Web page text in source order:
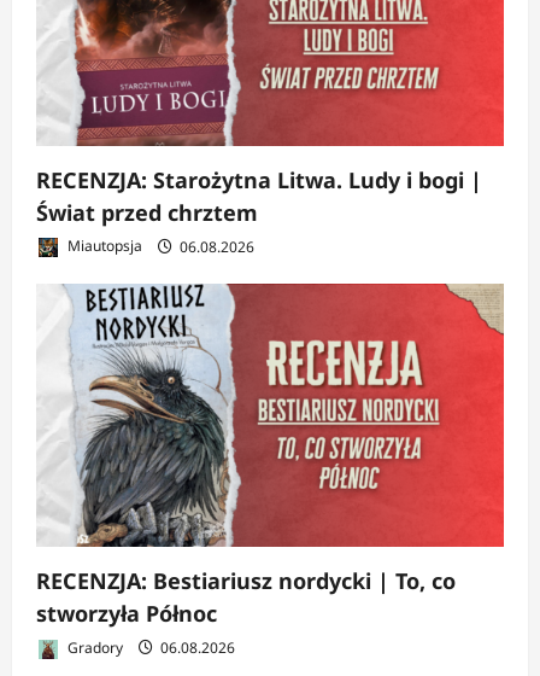
RECENZJA: Starożytna Litwa. Ludy i bogi |
Świat przed chrztem
Miautopsja 06.08.2026
RECENZJA: Bestiariusz nordycki | To, co
stworzyła Północ
Gradory 06.08.2026